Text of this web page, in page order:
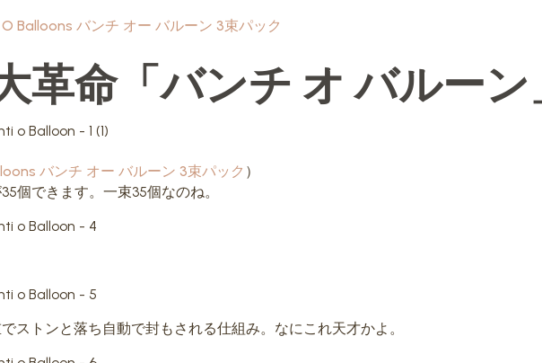
Balloons バンチ オー バルーン 3束パック
革命「バンチ オ バルーン
バンチ オー バルーン 3束パック ）
個できます。一束35個なのね。
ストンと落ち自動で封もされる仕組み。なにこれ天才かよ。